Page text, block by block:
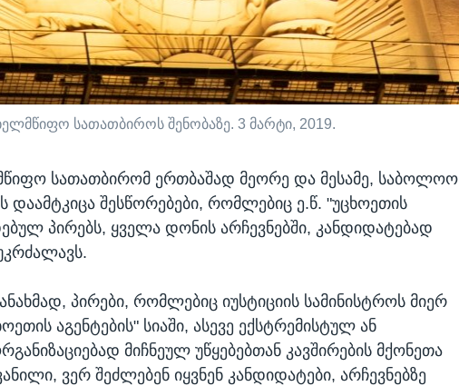
სათათბიროს შენობაზე. 3 მარტი, 2019.
სათათბირომ ერთბაშად მეორე და მესამე, საბოლოო
დაამტკიცა შესწორებები, რომლებიც ე.წ. "უცხოეთის
პირებს, ყველა დონის არჩევნებში, კანდიდატებად
პირები, რომლებიც იუსტიციის სამინისტროს მიერ
აგენტების" სიაში, ასევე ექსტრემისტულ ან
მიჩნეულ უწყებებთან კავშირების მქონეთა
ვერ შეძლებენ იყვნენ კანდიდატები, არჩევნებზე